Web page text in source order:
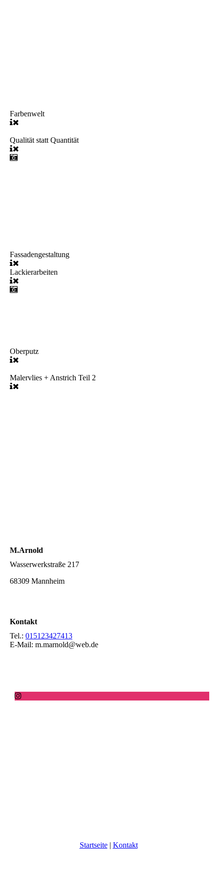
Farbenwelt
Qualität statt Quantität
Fassadengestaltung
Lackierarbeiten
Oberputz
Malervlies + Anstrich Teil 2
M.Arnold
Wasserwerkstraße 217
68309 Mannheim
Kontakt
Tel.: 015123427413
E-Mail: m.marnold@web.de
Startseite| Kontakt